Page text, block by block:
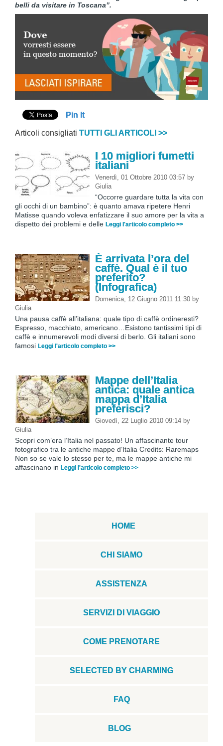
belli da visitare in Toscana”.
Pin It
Articoli consigliati TUTTI GLI ARTICOLI >>
I 10 migliori fumetti
italiani
Venerdì, 01 Ottobre 2010 03:57 by
Giulia
“Occorre guardare tutta la vita con
gli occhi di un bambino”: è quanto amava ripetere Henri
Matisse quando voleva enfatizzare il suo amore per la vita a
dispetto dei problemi e delle Leggi l'articolo completo >>
È arrivata l’ora del
caffè. Qual è il tuo
preferito?
(Infografica)
Domenica, 12 Giugno 2011 11:30 by
Giulia
Una pausa caffè all’italiana: quale tipo di caffè ordineresti?
Espresso, macchiato, americano…Esistono tantissimi tipi di
caffè e innumerevoli modi diversi di berlo. Gli italiani sono
famosi Leggi l'articolo completo >>
Mappe dell’Italia
antica: quale antica
mappa d’Italia
preferisci?
Giovedì, 22 Luglio 2010 09:14 by
Giulia
Scopri com’era l’Italia nel passato! Un affascinante tour
fotografico tra le antiche mappe d’Italia Credits: Raremaps
Non so se vale lo stesso per te, ma le mappe antiche mi
affascinano in Leggi l'articolo completo >>
HOME
CHI SIAMO
ASSISTENZA
SERVIZI DI VIAGGIO
COME PRENOTARE
SELECTED BY CHARMING
FAQ
BLOG